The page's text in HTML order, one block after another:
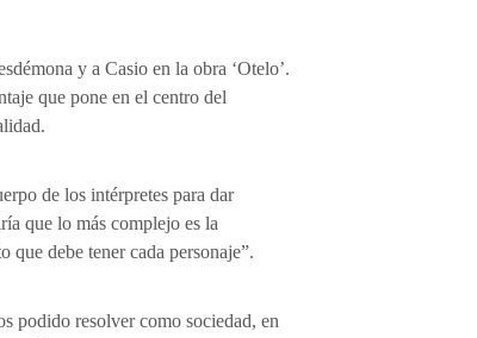
y a Casio en la obra ‘Otelo’.
que pone en el centro del
de los intérpretes para dar
que lo más complejo es la
debe tener cada personaje”.
podido resolver como sociedad, en